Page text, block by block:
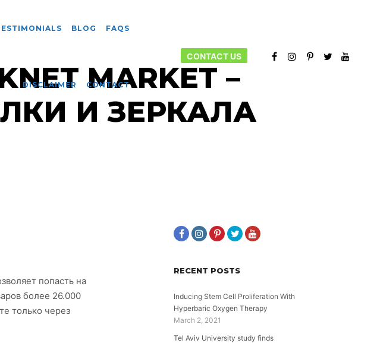
BLOG FAQS
DISCLAIMER CONTACT
More info
CONTACT US
MARKET –
И ЗЕРКАЛА
попасть на
более 26.000
только через
RECENT POSTS
Inducing Stem Cell Proliferation With
Hyperbaric Oxygen Therapy
March 2, 2021
Tel Aviv University study finds